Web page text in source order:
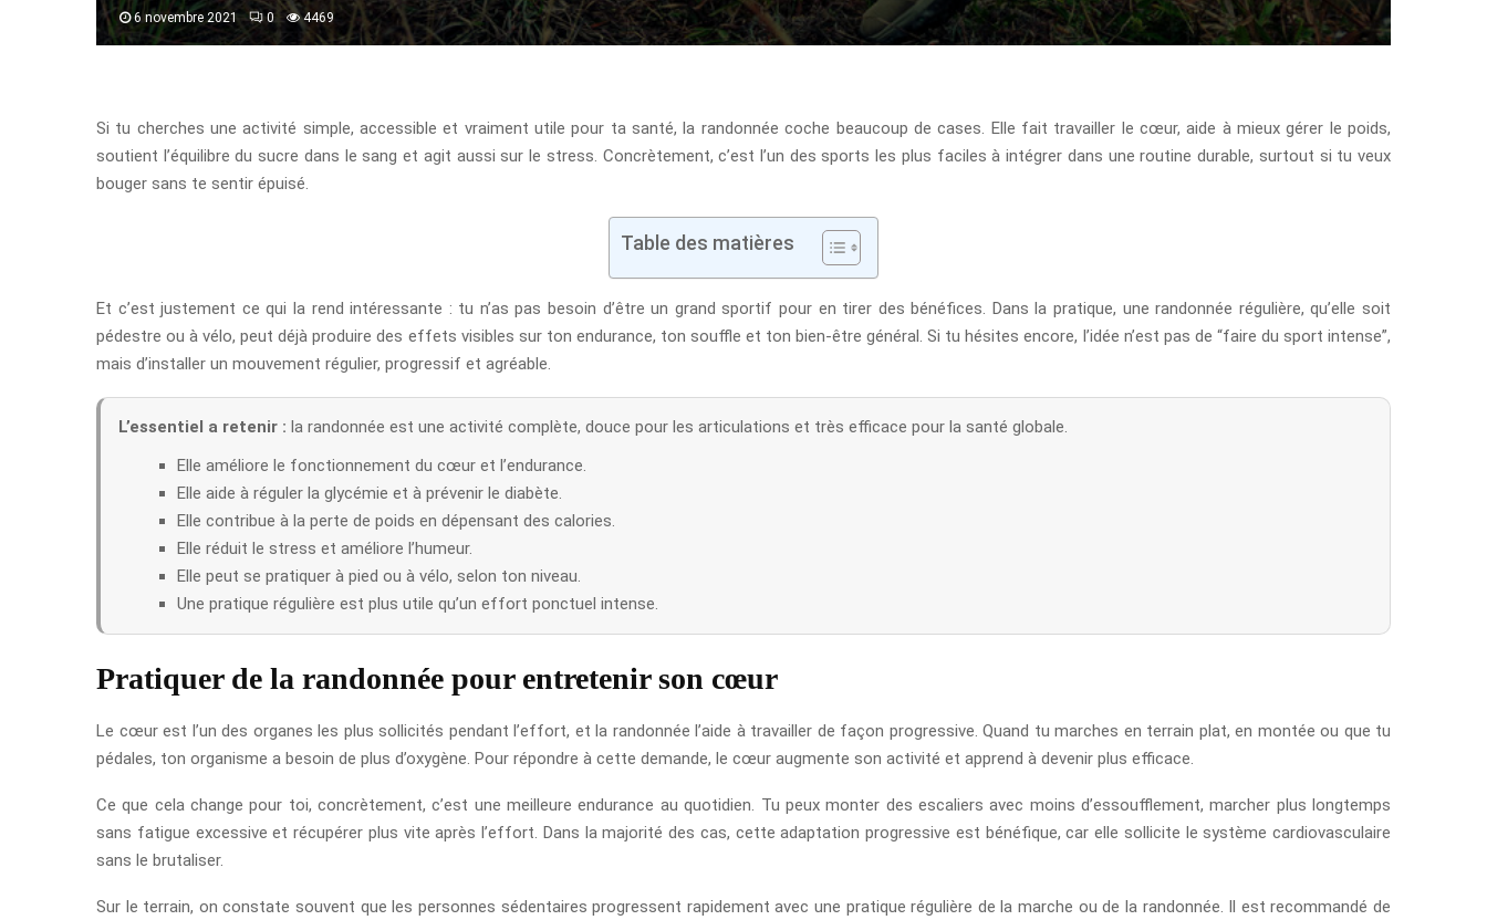
6 novembre 2021 0 4469
Si tu cherches une activité simple, accessible et vraiment utile pour ta santé, la randonnée coche beaucoup de cases. Elle fait travailler le cœur, aide à mieux gérer le poids,
soutient l’équilibre du sucre dans le sang et agit aussi sur le stress. Concrètement, c’est l’un des sports les plus faciles à intégrer dans une routine durable, surtout si tu veux
bouger sans te sentir épuisé.
Table des matières
Et c’est justement ce qui la rend intéressante : tu n’as pas besoin d’être un grand sportif pour en tirer des bénéfices. Dans la pratique, une randonnée régulière, qu’elle soit
pédestre ou à vélo, peut déjà produire des effets visibles sur ton endurance, ton souffle et ton bien-être général. Si tu hésites encore, l’idée n’est pas de “faire du sport intense”,
mais d’installer un mouvement régulier, progressif et agréable.
L’essentiel a retenir : la randonnée est une activité complète, douce pour les articulations et très efficace pour la santé globale.
Elle améliore le fonctionnement du cœur et l’endurance.
Elle aide à réguler la glycémie et à prévenir le diabète.
Elle contribue à la perte de poids en dépensant des calories.
Elle réduit le stress et améliore l’humeur.
Elle peut se pratiquer à pied ou à vélo, selon ton niveau.
Une pratique régulière est plus utile qu’un effort ponctuel intense.
Pratiquer de la randonnée pour entretenir son cœur
Le cœur est l’un des organes les plus sollicités pendant l’effort, et la randonnée l’aide à travailler de façon progressive. Quand tu marches en terrain plat, en montée ou que tu
pédales, ton organisme a besoin de plus d’oxygène. Pour répondre à cette demande, le cœur augmente son activité et apprend à devenir plus efficace.
Ce que cela change pour toi, concrètement, c’est une meilleure endurance au quotidien. Tu peux monter des escaliers avec moins d’essoufflement, marcher plus longtemps
sans fatigue excessive et récupérer plus vite après l’effort. Dans la majorité des cas, cette adaptation progressive est bénéfique, car elle sollicite le système cardiovasculaire
sans le brutaliser.
Sur le terrain, on constate souvent que les personnes sédentaires progressent rapidement avec une pratique régulière de la marche ou de la randonnée. Il est recommandé de